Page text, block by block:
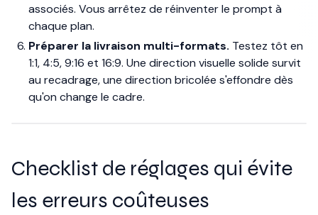
associés. Vous arrêtez de réinventer le prompt à
chaque plan.
Préparer la livraison multi-formats. Testez tôt en
1:1, 4:5, 9:16 et 16:9. Une direction visuelle solide survit
au recadrage, une direction bricolée s'effondre dès
qu'on change le cadre.
Checklist de réglages qui évite
les erreurs coûteuses